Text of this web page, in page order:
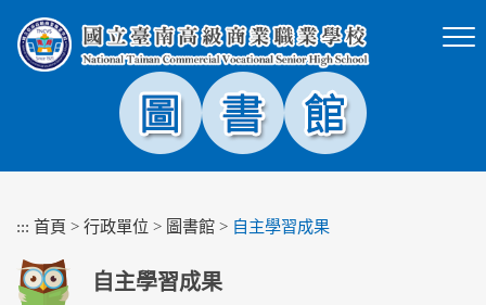
塊
::: 首頁 > 行政單位 > 圖書館 > 自主學習成果
自主學習成果